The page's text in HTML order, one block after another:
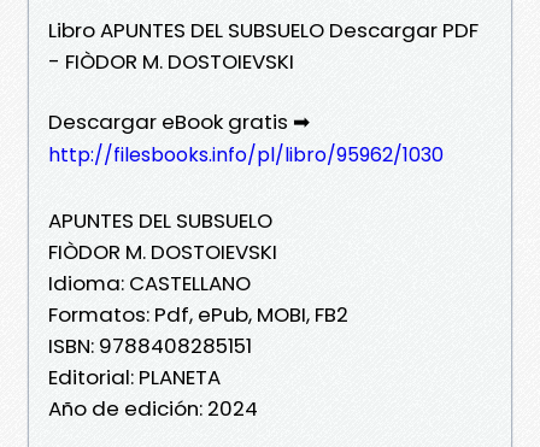
Libro APUNTES DEL SUBSUELO Descargar PDF
- FIÒDOR M. DOSTOIEVSKI
Descargar eBook gratis ➡
http://filesbooks.info/pl/libro/95962/1030
APUNTES DEL SUBSUELO
FIÒDOR M. DOSTOIEVSKI
Idioma: CASTELLANO
Formatos: Pdf, ePub, MOBI, FB2
ISBN: 9788408285151
Editorial: PLANETA
Año de edición: 2024